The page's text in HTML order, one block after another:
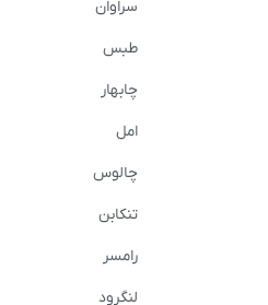
سراوان
طبس
چابهار
امل
چالوس
تنکابن
رامسر
لنگرود